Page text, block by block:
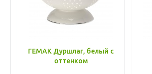
ГЕМАК Дуршлаг, белый с
оттенком